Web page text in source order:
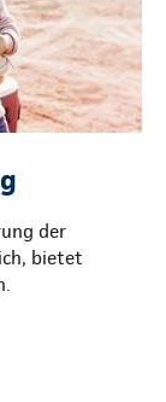
der
bietet